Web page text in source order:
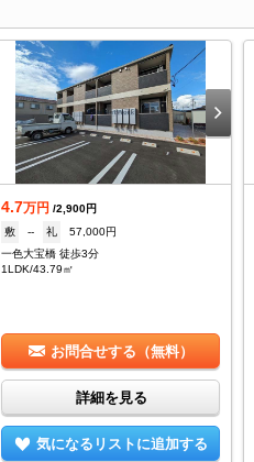
4.7万円 /2,900円
敷
-- 礼
57,000円
一色大宝橋 徒歩3分
1LDK/43.79㎡
お問合せする（無料）
詳細を見る
気になるリストに追加する